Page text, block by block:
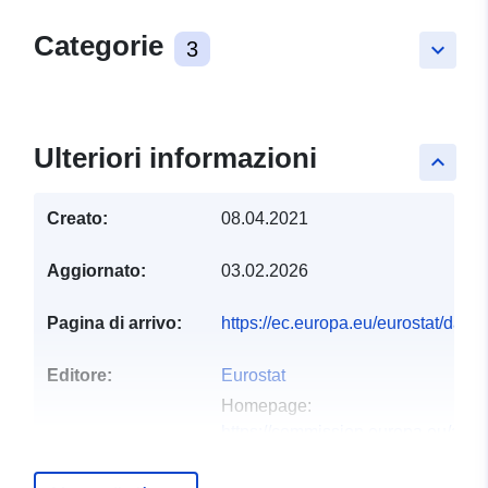
keyboard_arrow_down
Categorie 3
keyboard_arrow_up
Ulteriori informazioni
Creato: 08.04.2021
Aggiornato: 03.02.2026
Pagina di arrivo: https://ec.europa.eu/eurostat/
Editore:
Eurostat
Homepage: